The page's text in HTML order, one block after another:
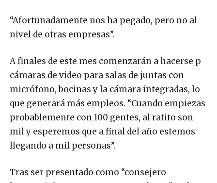
“Afortunadamente nos ha pegado, pero no al
nivel de otras empresas”.
A finales de este mes comenzarán a hacerse p
cámaras de video para salas de juntas con
micrófono, bocinas y la cámara integradas, lo
que generará más empleos. “Cuando empiezas
probablemente con 100 gentes, al ratito son
mil y esperemos que a final del año estemos
llegando a mil personas”.
Tras ser presentado como “consejero